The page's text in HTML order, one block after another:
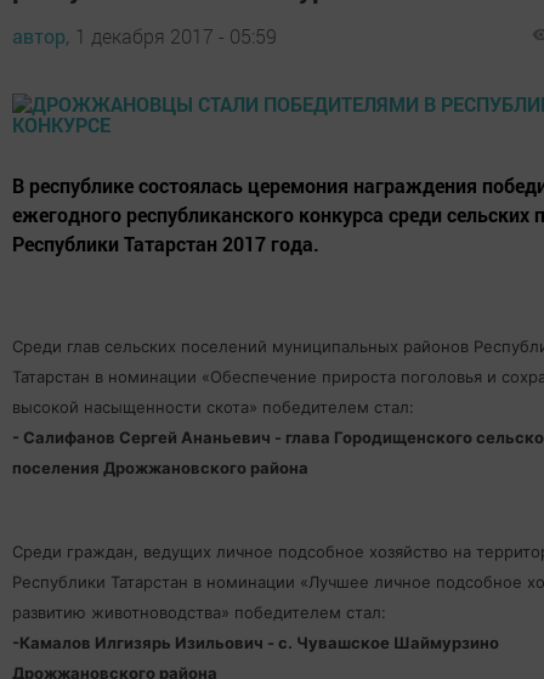
автор, 1 декабря 2017 - 05:59
В республике состоялась церемония награждения
ежегодного республиканского конкурса среди сельских
Республики Татарстан 2017 года.
Среди глав сельских поселений муниципальных районов
Татарстан в номинации «Обеспечение прироста поголовья и
высокой насыщенности скота» победителем стал:
- Салифанов Сергей Ананьевич - глава Городищенского
поселения Дрожжановского района
Среди граждан, ведущих личное подсобное хозяйство на
Республики Татарстан в номинации «Лучшее личное подсобное
развитию животноводства» победителем стал:
-Камалов Илгизярь Изильович - с. Чувашское Шаймурзино
Дрожжановского района